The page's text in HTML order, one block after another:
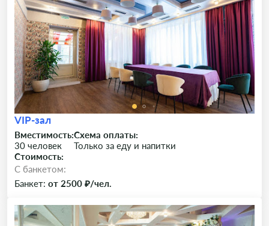
VIP-зал
Вместимость:
30 человек
Схема оплаты:
Только за еду и напитки
Стоимость:
C банкетом:
Банкет: от 2500 ₽/чел.